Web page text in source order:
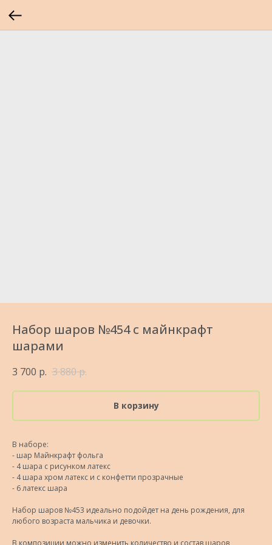
Набор шаров №454 с майнкрафт
шарами
3 700 р. 3 880р.
В корзину
В наборе:
- шар Майнкрафт фольга
- 4 шара с рисунком латекс
- 4 шара хром латекс и с конфетти прозрачные
- 6 латекс шара
Набор шаров №453 идеально подойдет на день рождения, для
любого возраста мальчика и девочки.